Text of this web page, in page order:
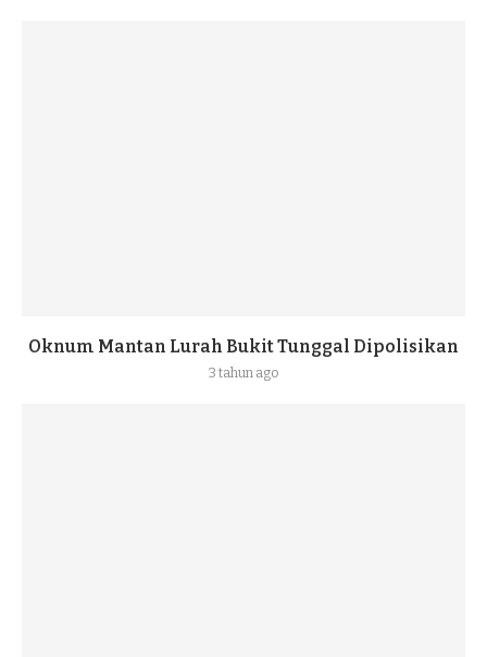
Oknum Mantan Lurah Bukit Tunggal Dipolisikan
3 tahun ago